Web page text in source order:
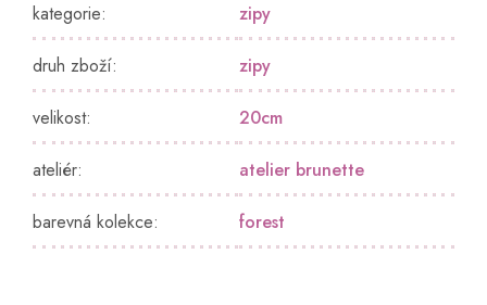
kategorie: zipy
druh zboží: zipy
velikost: 20cm
ateliér: atelier brunette
barevná kolekce: forest